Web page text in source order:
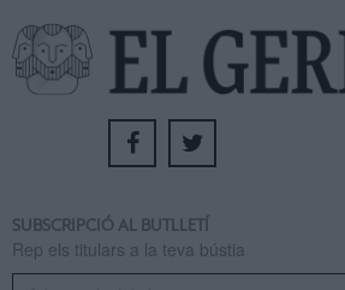
SUBSCRIPCIÓ AL BUTLLETÍ
Rep els titulars a la teva bústia